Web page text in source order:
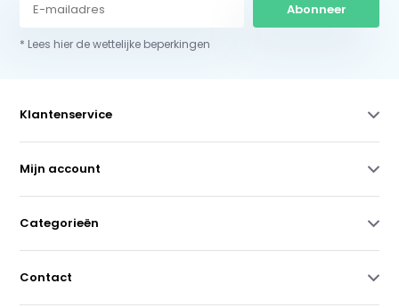
Abonneer
* Lees hier de wettelijke beperkingen
Klantenservice
Mijn account
Categorieën
Contact